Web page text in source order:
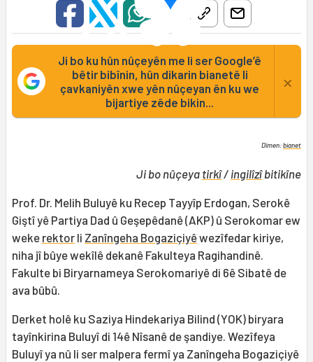
Ji bo ku hûn nûçeyên me li ser Google’ê
bêtir bibînin, hûn dikarin bianetê li
çavkaniyên xwe yên nûçeyan ên ku we
bijartiye zêde bikin...
×
Dîmen:bianet
Ji bo nûçeya tirkî/ ingilîzîbitikîne
Prof. Dr. Melih Buluyê ku Recep Tayyîp Erdogan, Serokê
Giştî yê Partiya Dad û Geşepêdanê (AKP) û Serokomar ew
weke rektor li Zanîngeha Bogaziçiyêwezîfedar kiriye,
niha jî bûye wekîlê dekanê Fakulteya Ragihandinê.
Fakulte bi Biryarnameya Serokomariyê di 6ê Sibatê de
ava bûbû.
Derket holê ku Saziya Hindekariya Bilind (YOK) biryara
tayînkirina Buluyî di 14ê Nîsanê de şandiye. Wezîfeya
Buluyî ya nû li ser malpera fermî ya Zanîngeha Bogaziçiyê